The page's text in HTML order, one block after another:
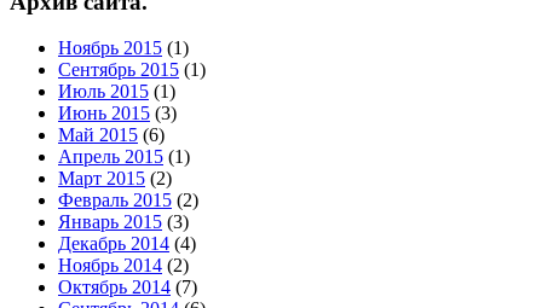
Ноябрь 2015 (1)
Сентябрь 2015 (1)
Июль 2015 (1)
Июнь 2015 (3)
Май 2015 (6)
Апрель 2015 (1)
Март 2015 (2)
Февраль 2015 (2)
Январь 2015 (3)
Декабрь 2014 (4)
Ноябрь 2014 (2)
Октябрь 2014 (7)